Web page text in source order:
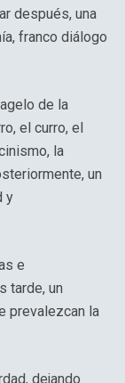
después, una
franco diálogo
de la
el curro, el
la
un
y
e
tarde, un
prevalezcan la
dejando